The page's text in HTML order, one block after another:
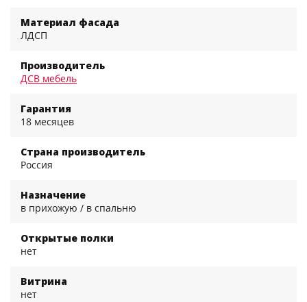
Материал фасада
ЛДСП
Производитель
ДСВ мебель
Гарантия
18 месяцев
Страна производитель
Россия
Назначение
в прихожую / в спальню
Открытые полки
нет
Витрина
нет